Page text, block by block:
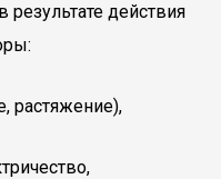
действия
растяжение),